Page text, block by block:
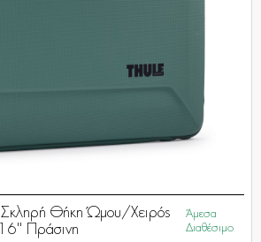
Σκληρή Θήκη Ώμου/Χειρός
Πράσινη
Άμεσα
Διαθέσιμο